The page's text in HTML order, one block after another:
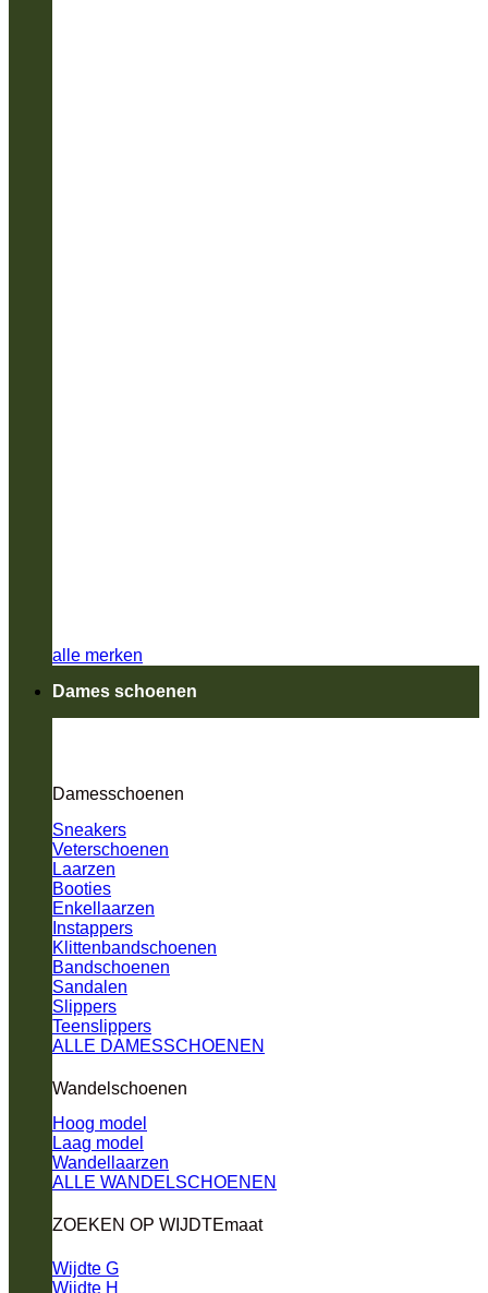
alle merken
Dames schoenen
Damesschoenen
Sneakers
Veterschoenen
Laarzen
Booties
Enkellaarzen
Instappers
Klittenbandschoenen
Bandschoenen
Sandalen
Slippers
Teenslippers
ALLE DAMESSCHOENEN
Wandelschoenen
Hoog model
Laag model
Wandellaarzen
ALLE WANDELSCHOENEN
ZOEKEN OP WIJDTEmaat
Wijdte G
Wijdte H